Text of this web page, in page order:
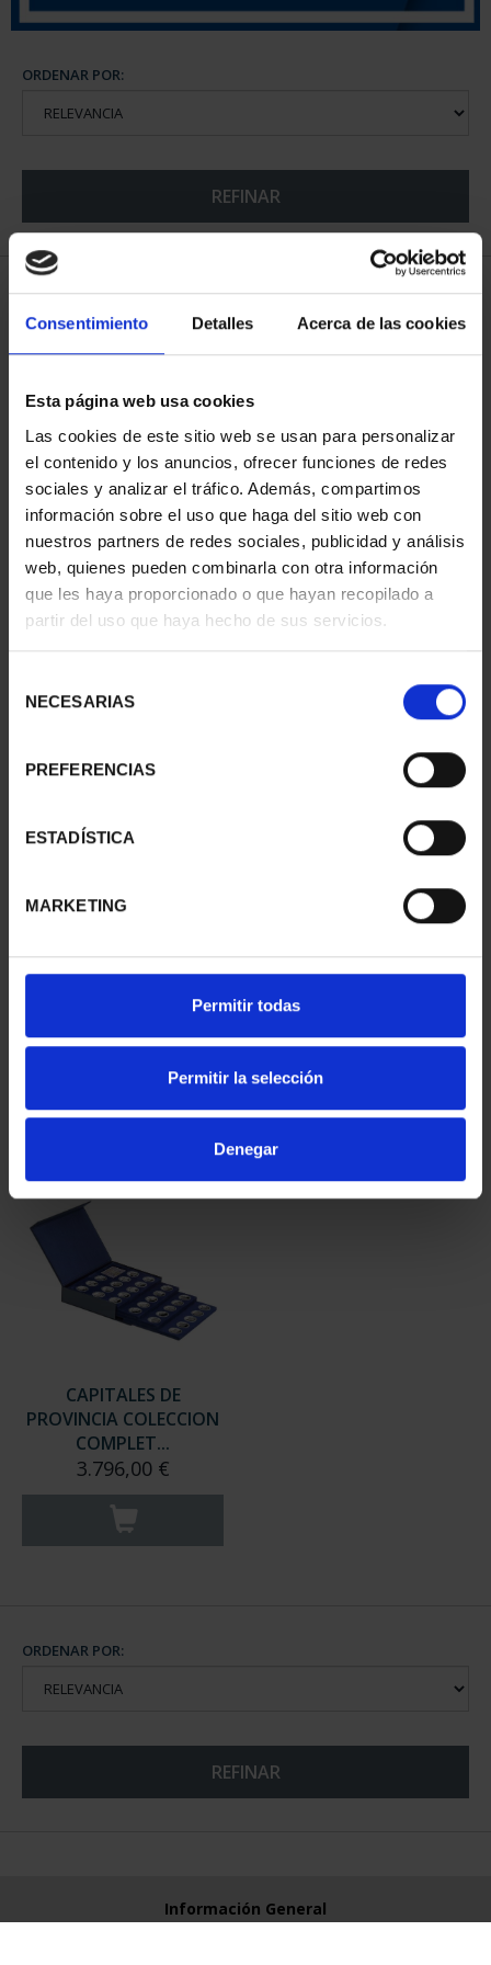
Consentimiento Detalles Acerca de las cookies
Esta página web usa cookies
Las cookies de este sitio web se usan para personalizar
el contenido y los anuncios, ofrecer funciones de redes
sociales y analizar el tráfico. Además, compartimos
información sobre el uso que haga del sitio web con
nuestros partners de redes sociales, publicidad y análisis
web, quienes pueden combinarla con otra información
que les haya proporcionado o que hayan recopilado a
partir del uso que haya hecho de sus servicios.
NECESARIAS
PREFERENCIAS
ESTADÍSTICA
MARKETING
Permitir todas
Permitir la selección
Denegar
ORDENAR POR:
REFINAR
5 Productos encontrados
SUSCRIPCIÓN
CAPITALES DE
PROVINCIA 1
949,00 €
Sólo para usuarios
registrados
SUSCRIPCIÓN
CAPITALES DE
PROVINCIA 2
949,00 €
Sólo para usuarios
registrados
PROVINCIA 3
registrados
PROVINCIA 4
registrados
CAPITALES DE
PROVINCIA COLECCION
COMPLET...
3.796,00 €
ORDENAR POR:
REFINAR
Información General